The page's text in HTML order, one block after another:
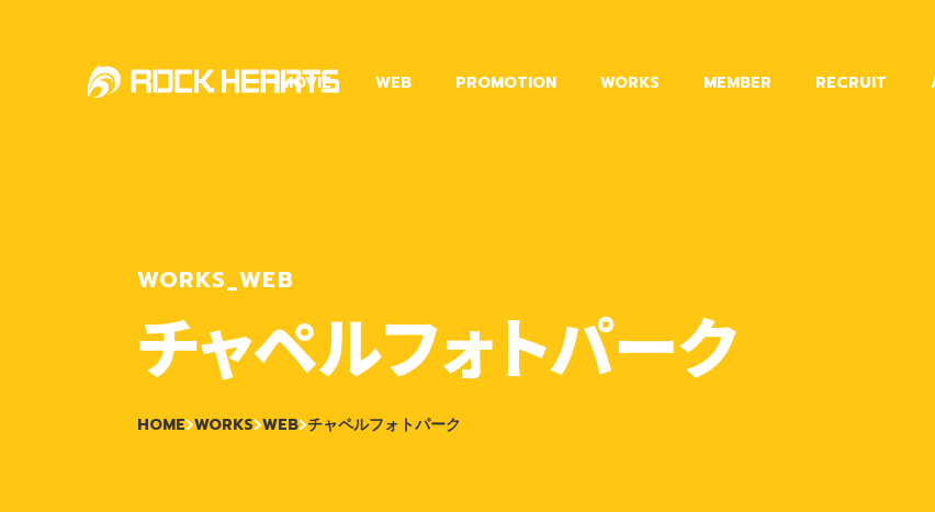
MOVIE WEB PROMOTION WORKS MEMBER RECRUIT
WORKS_WEB
チャペルフォトパーク
HOME WORKS WEB チャペルフォトパーク